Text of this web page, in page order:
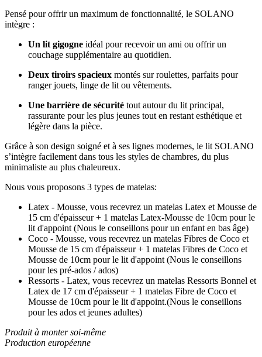
Pensé pour offrir un maximum de fonctionnalité, le SOLANO
intègre :
Un lit gigogne idéal pour recevoir un ami ou offrir un
couchage supplémentaire au quotidien.
Deux tiroirs spacieux montés sur roulettes, parfaits pour
ranger jouets, linge de lit ou vêtements.
Une barrière de sécurité tout autour du lit principal,
rassurante pour les plus jeunes tout en restant esthétique et
légère dans la pièce.
Grâce à son design soigné et à ses lignes modernes, le lit SOLANO
s’intègre facilement dans tous les styles de chambres, du plus
minimaliste au plus chaleureux.
Nous vous proposons 3 types de matelas:
Latex - Mousse, vous recevrez un matelas Latex et Mousse de
15 cm d'épaisseur + 1 matelas Latex-Mousse de 10cm pour le
lit d'appoint (Nous le conseillons pour un enfant en bas âge)
Coco - Mousse, vous recevrez un matelas Fibres de Coco et
Mousse de 15 cm d'épaisseur + 1 matelas Fibres de Coco et
Mousse de 10cm pour le lit d'appoint (Nous le conseillons
pour les pré-ados / ados)
Ressorts - Latex, vous recevrez un matelas Ressorts Bonnel et
Latex de 17 cm d'épaisseur + 1 matelas Fibre de Coco et
Mousse de 10cm pour le lit d'appoint.(Nous le conseillons
pour les ados et jeunes adultes)
Produit à monter soi-même
Production européenne